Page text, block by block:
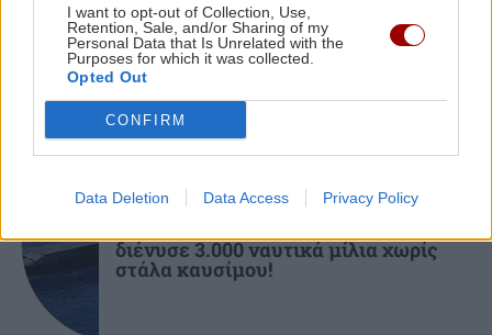
I want to opt-out of Collection, Use,
Retention, Sale, and/or Sharing of my
Personal Data that Is Unrelated with the
Purposes for which it was collected.
Opted Out
CONFIRM
Data Deletion Data Access Privacy Policy
να αφήσει πίσω του το «Avatar»
ΕΠΙΣΤΗΜΗ
διένυσε 3.000 ναυτικά μίλια χωρίς
στάλα καυσίμου!